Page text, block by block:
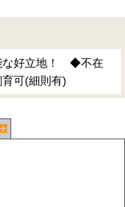
な好立地！ ◆不在
可(細則有)